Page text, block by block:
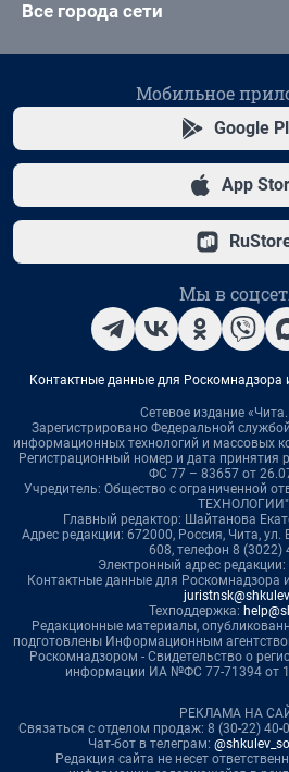
Все города сети
Мобильное
Google
App
Мы в
Контактные данные для Роскомнадзора
Сетевое издание
Зарегистрировано Федеральной
информационных технологий и массовых
Регистрационный номер и дата принятия
ФС 77 – 83657 от
Учредитель: Общество с ограниченной
ТЕХНОЛОГИИ"
Главный редактор: Шайтанова
Адрес редакции: 672000, Россия, Чита,
608, телефон 8 (3022)
Электронный адрес редакции:
Контактные данные для Роскомнадзора
Техподдержка:
Редакционные материалы,
подготовлены Информационным
Роскомнадзором - Свидетельство о
информации ИА №ФС 77-71394 от
РЕКЛАМА НА
Связаться с отделом продаж: 8 (30-22) 40-
Чат-бот в телеграм:
Редакция сайта не несет